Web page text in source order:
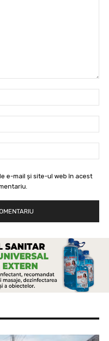
e-mail și site-ul web în acest